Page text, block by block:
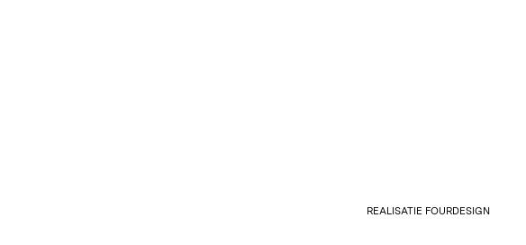
REALISATIE FOURDESIGN